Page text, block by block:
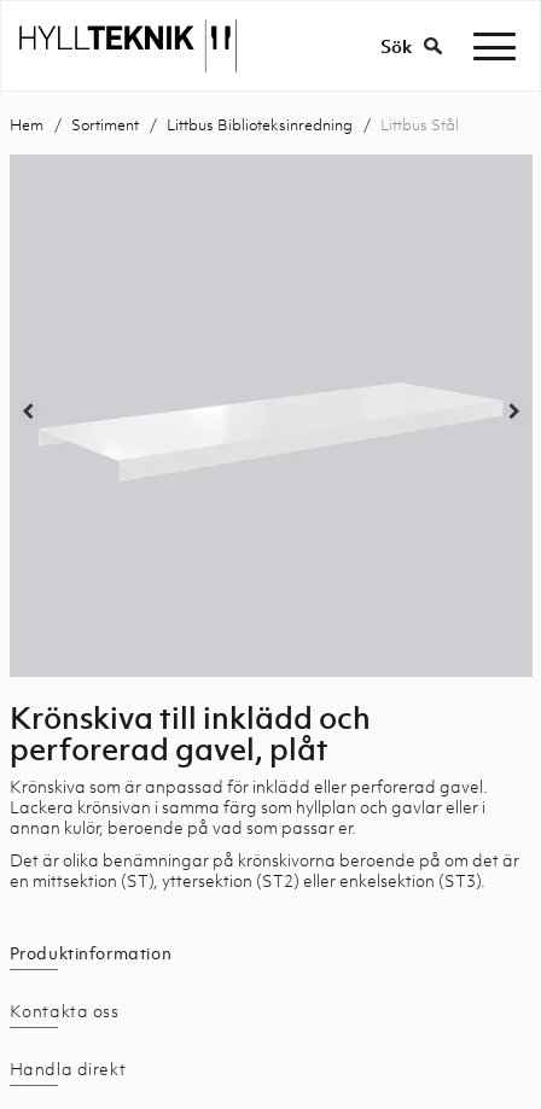
Sök
Hem Sortiment Littbus Biblioteksinredning Littbus Stål
Krönskiva till inklädd och
perforerad gavel, plåt
Krönskiva som är anpassad för inklädd eller perforerad gavel.
Lackera krönsivan i samma färg som hyllplan och gavlar eller i
annan kulör, beroende på vad som passar er.
Det är olika benämningar på krönskivorna beroende på om det är
en mittsektion (ST), yttersektion (ST2) eller enkelsektion (ST3).
Produktinformation
Kontakta oss
Handla direkt